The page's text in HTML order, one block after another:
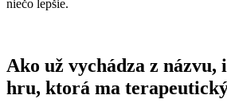
niečo lepšie.
Ako už vychádza z názvu,
hru, ktorá ma